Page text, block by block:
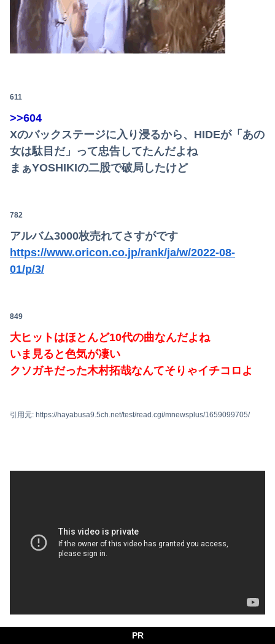
611
>>604
Xのバックステージに入り浸るから、HIDEが「あの
女は駄目だ」って忠告してたんだよね
まぁYOSHIKIの二股で破局したけど
782
アルバム3000枚売れてさすがです
https://www.oricon.co.jp/rank/ja/w/2022-08-
01/p/3/
849
大ヒットはほとんど10代の曲なんだよね
いま見ると色気が凄い
クソガキだった木村拓哉なんてそりゃイチコロよ
引用元: https://hayabusa9.5ch.net/test/read.cgi/mnewsplus/1659099705/
PR